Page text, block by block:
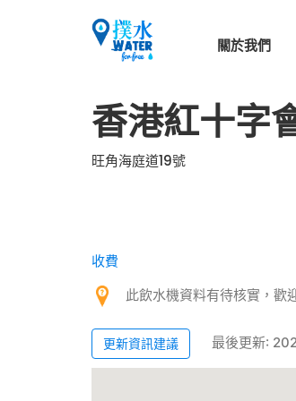
關於我們
香港紅十字
旺角海庭道19號
收費
此飲水機資料有待核實，歡
更新資訊建議 最後更新: